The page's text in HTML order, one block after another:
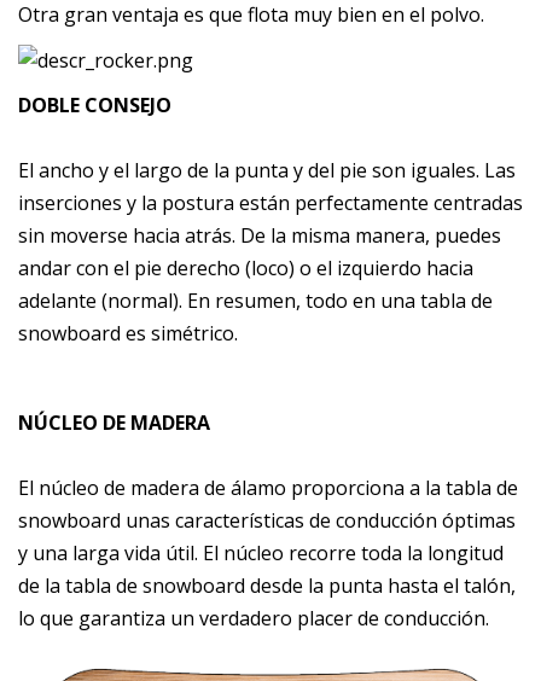
Otra gran ventaja es que flota muy bien en el polvo.
DOBLE CONSEJO
El ancho y el largo de la punta y del pie son iguales. Las
inserciones y la postura están perfectamente centradas
sin moverse hacia atrás. De la misma manera, puedes
andar con el pie derecho (loco) o el izquierdo hacia
adelante (normal). En resumen, todo en una tabla de
snowboard es simétrico.
NÚCLEO DE MADERA
El núcleo de madera de álamo proporciona a la tabla de
snowboard unas características de conducción óptimas
y una larga vida útil. El núcleo recorre toda la longitud
de la tabla de snowboard desde la punta hasta el talón,
lo que garantiza un verdadero placer de conducción.